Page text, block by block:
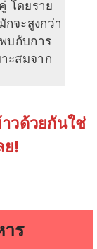
โดยราย
จะสูงกว่า
บกับการ
ะสมจาก
วด้วยกันใช่
ย!
ร